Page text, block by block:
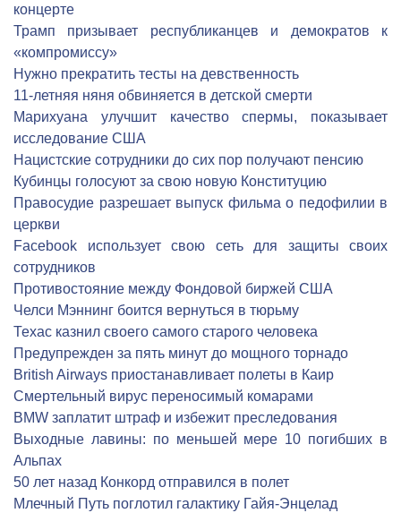
концерте
Трамп призывает республиканцев и демократов к
«компромиссу»
Нужно прекратить тесты на девственность
11-летняя няня обвиняется в детской смерти
Марихуана улучшит качество спермы, показывает
исследование США
Нацистские сотрудники до сих пор получают пенсию
Кубинцы голосуют за свою новую Конституцию
Правосудие разрешает выпуск фильма о педофилии в
церкви
Facebook использует свою сеть для защиты своих
сотрудников
Противостояние между Фондовой биржей США
Челси Мэннинг боится вернуться в тюрьму
Техас казнил своего самого старого человека
Предупрежден за пять минут до мощного торнадо
British Airways приостанавливает полеты в Каир
Смертельный вирус переносимый комарами
BMW заплатит штраф и избежит преследования
Выходные лавины: по меньшей мере 10 погибших в
Альпах
50 лет назад Конкорд отправился в полет
Млечный Путь поглотил галактику Гайя-Энцелад